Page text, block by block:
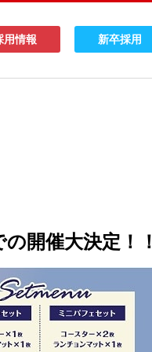
用情報 新卒採用
開催大決定！！